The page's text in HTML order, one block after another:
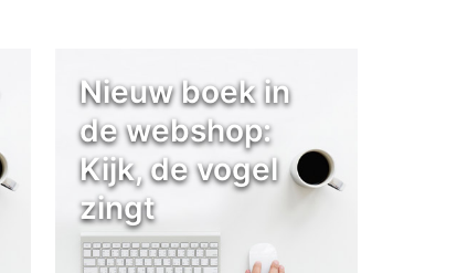
Nieuw boek in
de webshop:
Kijk, de vogel
zingt